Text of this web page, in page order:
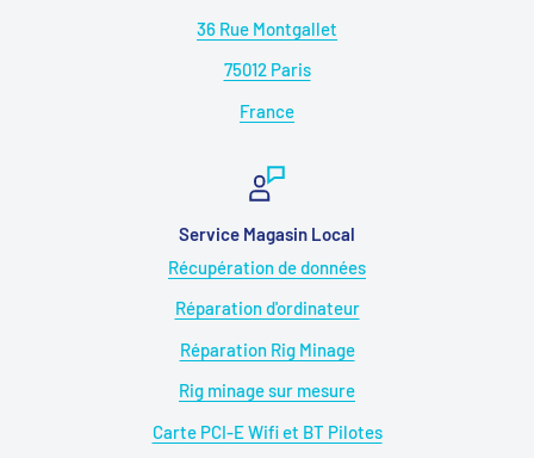
36 Rue Montgallet
75012 Paris
France
Service Magasin Local
Récupération de données
Réparation d'ordinateur
Réparation Rig Minage
Rig minage sur mesure
Carte PCI-E Wifi et BT Pilotes